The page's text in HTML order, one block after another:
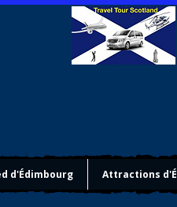
d'Édimbourg Attractions